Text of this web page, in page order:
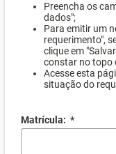
Preencha os
dados";
Para emitir um
requerimento",
clique em
constar no topo
Acesse esta
situação do
Matrícula: *